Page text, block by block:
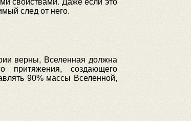
свойствами. Даже если это
след от него.
верны, Вселенная должна
притяжения, создающего
90% массы Вселенной,